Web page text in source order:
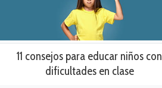
11 consejos para educar niños con
dificultades en clase